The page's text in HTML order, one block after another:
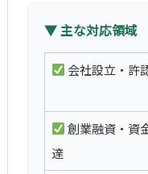
▼ 主な対応領域
会社設立・許
創業融資・資
達